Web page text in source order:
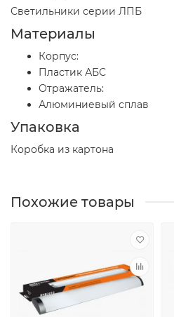
Светильники серии ЛПБ
Материалы
Корпус:
Пластик АБС
Отражатель:
Алюминиевый сплав
Упаковка
Коробка из картона
Похожие товары